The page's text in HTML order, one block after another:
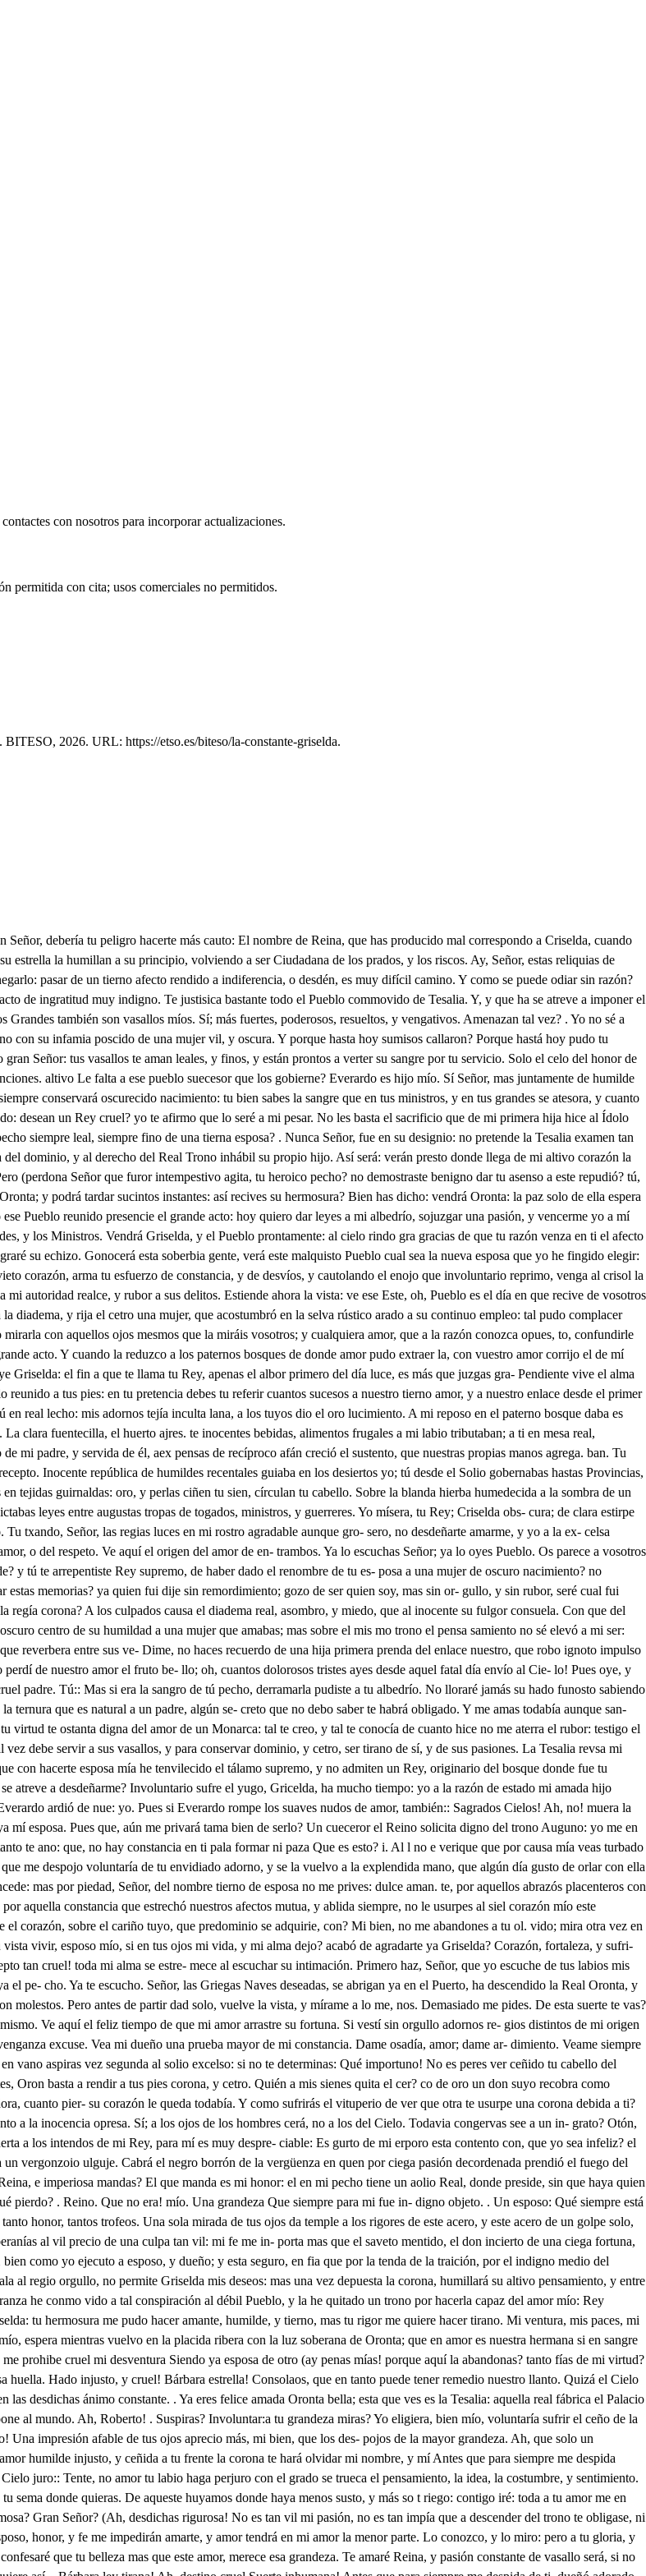
con nosotros para incorporar actualizaciones.
permitida con cita; usos comerciales no permitidos.
. BITESO, 2026. URL: https://etso.es/biteso/la-constante-griselda.
odio que mostráis: yo, en fin, procuro mirarla con aquellos ojos mesmos que la miráis vosotros; y cualquiera amor, que a la razón conozca opues, to, confundirle en el caos del olvido: ya decreté el repudio, y ya estáis siendo Jueces, y eseciadores del grande acto. Y cuando la reduzco a los paternos bosques de donde amor pudo extraer la, con vuestro amor corrijo el de mí pecho. Ved Señor, vuestra más humil- de esclava obediente, y sumisa al real precepto. Oye Griselda: el fin a que te llama tu Rey, apenas el albor primero del día luce, es más que juzgas gra- Pendiente vive el alma de tú acento. Ocupa el Trono. A obedecerte aspiro. . Estiende ahora la vista: ve ese pueblo reunido a tus pies: en tu pretencia debes tu referir cuantos sucesos a nuestro tierno amor, y a nuestro enlace desde el primer suspiro precedieron. Diles cual fui, y cual fuiste. Alto principio! Yo nací en real cabaña, tú en real lecho: mis adornos tejía inculta lana, a los tuyos dio el oro lucimiento. A mi reposo en el paterno bosque daba es caso lugar pagizo asiento; 4p tu sobre leve pluma delicada disfrutabas solaces de Morfeo. La clara fuentecilla, el huerto ajres. te inocentes bebidas, alimentos frugales a mi labio tributaban; a ti en mesa real, preciosos, tiernos delicados manjares te servían. Criada, y compañera a un mismo tiempo de mi padre, y servida de él, aex pensas de recíproco afán creció el sustento, que nuestras propias manos agrega. ban. Tu rodeado del vulgo placentero, de numerosos cortesanos; Solo de una seña te sirves por precepto. Inocente república de humildes recentales guiaba en los desiertos yo; tú desde el Solio gobernabas hastas Provincias, dilatados Pueblos. Déviles flores que tributa el prado son mis extraordinarios ornamentos en tejidas guirnaldas: oro, y perlas ciñen tu sien, círculan tu cabello. Sobre la blanda hierba humedecida a la sombra de un olmo lisonjero, era mi trono un césped, entrerudas zagalas; tú, ocupando altivo asiento, dictabas leyes entre augustas tropas de togados, ministros, y guerreres. Yo mísera, tu Rey; Criselda obs- cura; de clara estirpe el inmortal Gualtero; tales fuimos los dos cuando a los ojos usurpó las imágenes el pecho. Tu txando, Señor, las regias luces en mi rostro agradable aunque gro- sero, no desdeñarte amarme, y yo a la ex- celsa Majestad que admiraba entí,bo viendo una mirada humilde, te amé,a fuerza, no sé si del amor, o del respeto. Ve aquí el origen del amor de en- trambos. Ya lo escuchas Señor; ya lo oyes Pueblo. Os parece a vosotros estrañeza que de sí un Rey descienda en tanto extremo como elevar a una Pastora humilde? y tú te arrepentiste Rey supremo, de haber dado el renombre de tu es- posa a una mujer de oscuro nacimiento? no respondes Señor? calláis vosotros? a qué fin me llamasteis? a que efecto quisistéis renovar estas memorias? ya quien fui dije sin remordimiento; gozo de ser quien soy, mas sin or- gullo, y sin rubor, seré cual fui primero. (Oh virtud sin igual!) y en tal estado no pudo deslumbrarte el rayo excel. So de la regía corona? A los culpados causa el diadema real, asombro, y miedo, que al inocente su fulgor consuela. Con que del bos que inculto al Solio regio ascendiste. Fue inmensa bondad tuya elevar desde el triste oscuro centro de su humildad a una mujer que amabas; mas sobre el mis mo trono el pensa samiento no sé elevó a mi ser: resplandecía. yo, mas solo eran tuyos mis reflejo; así como lo son los de la nube del Sol, que reverbera entre sus ve- Dime, no haces recuerdo de una hija primera prenda del enlace nuestro, que robo ignoto impulso de la cu- na? Ah, memoria cruel! ah, sentí miento! fui madre apenas, cuando (no sé como perdí de nuestro amor el fruto be- llo; oh, cuantos dolorosos tristes ayes desde aquel fatal día envío al Cie- lo! Pues oye, y horrorízate: de esa hija que inútilmente lloras, yo fui a un tiempo. inhumano verdugo, y cruel padre. Tú:: Mas si era la sangro de tú pecho, derramarla pudiste a tu albedrío. No lloraré jamás su hado funosto sabiendo que de su hado el autor fuiste. Se que nunca pudiste obrar sin recto consejo; y si venciste la ternura que es natural a un padre, algún se- creto que no debo saber te habrá obligado. Y me amas todabía aunque san- griento, y cruel? No podré dejar de amarte si destruyes la vida con que aliento. Griselda, tu virtud te ostanta digna del amor de un Monarca: tal te creo, y tal te conocía de cuanto hice no me aterra el rubor: testigo el Cielo; mas ya es forzoso auprimir mis do- nes. un Rey, sin que le exima el sacro fuero, tal vez debe servir a sus vasallos, y para conservar dominio, y cetro, ser tirano de sí, y de sus pasiones. La Tesalia revsa mi gobierno, y se atreve a negarme la obediencia, y la lealtad: sus penetrantes ecos claman que con hacerte esposa mía he tenvilecido el tálamo supremo, y no admiten un Rey, originario del bosque donde fue tu nacimiento. Este pueblo leal, que por tres lustros. su Reina me aufrió: solo hoy so berbio se atreve a desdeñarme? Involuntario sufre el yugo, Gricelda, ha mucho tiempo: yo a la razón de estado mi amada hijo sacrsiqué inflerible: con este hecho, pude calmar el odio, no extinguir. se, mas naciendo Everardo ardió de nue: yo. Pues si Everardo rompe los suaves nudos de amor, también:: Sagrados Cielos! Ah, no! muera la madre, y viva el hijo: yo que tu esposa soy:: Calla: el silencio ahogue tal voz: tú no eres ya mí esposa. Pues que, aún me privará tama bien de serlo? Un cueceror el Reino solicita digno del trono Auguno: yo me en cuentro precisado a elegir de sangre regía nueva esposa: por ti se mira en ries. go el que tanto te ano: que, no hay constancia en ti pala formar ni paza Que es esto? i. Al l no e verique que por causa m